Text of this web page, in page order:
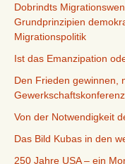
Dobrindts
Grundprinzipien
Migrationspolitik
Ist das Emanzipation
Den Frieden gewinnen,
Von der Notwendigkeit
Das Bild Kubas in den
250 Jahre USA – ein